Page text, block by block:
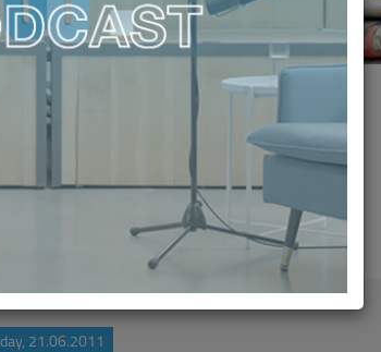
IDIS
21.06.2011